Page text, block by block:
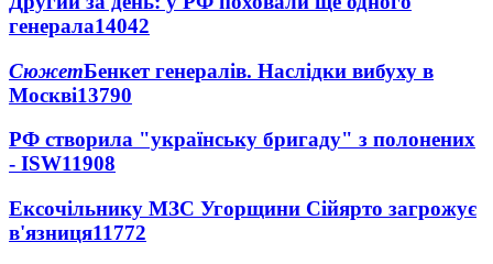
генерала14042
СюжетБенкет генералів. Наслідки вибуху в
Москві13790
РФ створила "українську бригаду" з полонених
- ISW11908
Ексочільнику МЗС Угорщини Сійярто загрожує
в'язниця11772